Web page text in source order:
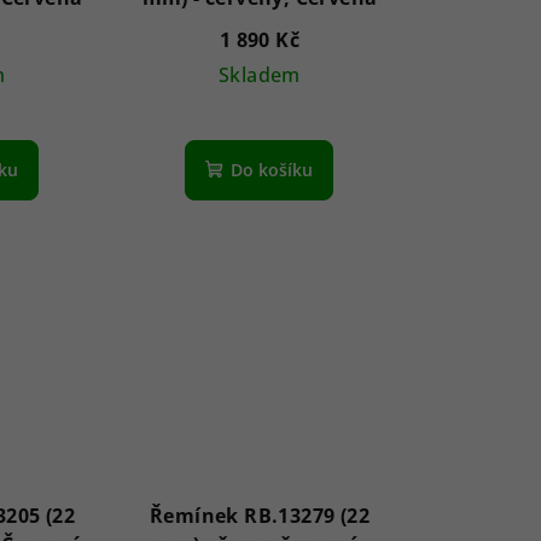
1 890 Kč
Skladem
Do košíku
(22
Řemínek RB.13279 (22